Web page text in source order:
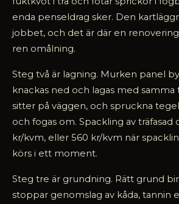
enda penseldrag sker. Den
jobbet, och det är där en renovering
ren omålning.
Steg två är lagning. Murken panel
knackas ned och lagas med samma
sitter på väggen, och spruckna
och fogas om. Spackling av träfasad
kr/kvm, eller 560 kr/kvm när
körs i ett moment.
Steg tre är grundning. Rätt grund
stoppar genomslag av kåda, tannin